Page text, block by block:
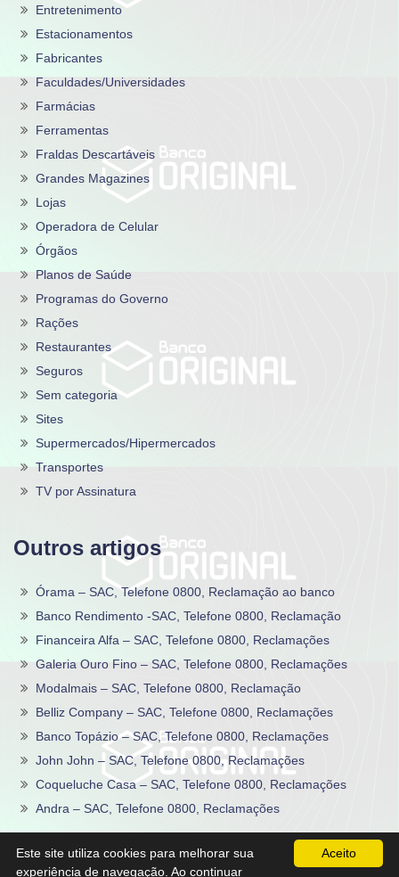
Entretenimento
Estacionamentos
Fabricantes
Faculdades/Universidades
Farmácias
Ferramentas
Fraldas Descartáveis
Grandes Magazines
Lojas
Operadora de Celular
Órgãos
Planos de Saúde
Programas do Governo
Rações
Restaurantes
Seguros
Sem categoria
Sites
Supermercados/Hipermercados
Transportes
TV por Assinatura
Outros artigos
Órama – SAC, Telefone 0800, Reclamação ao banco
Banco Rendimento -SAC, Telefone 0800, Reclamação
Financeira Alfa – SAC, Telefone 0800, Reclamações
Galeria Ouro Fino – SAC, Telefone 0800, Reclamações
Modalmais – SAC, Telefone 0800, Reclamação
Belliz Company – SAC, Telefone 0800, Reclamações
Banco Topázio – SAC, Telefone 0800, Reclamações
John John – SAC, Telefone 0800, Reclamações
Coqueluche Casa – SAC, Telefone 0800, Reclamações
Andra – SAC, Telefone 0800, Reclamações
Aceito
Este site utiliza cookies para melhorar sua
experiência de navegação. Ao continuar